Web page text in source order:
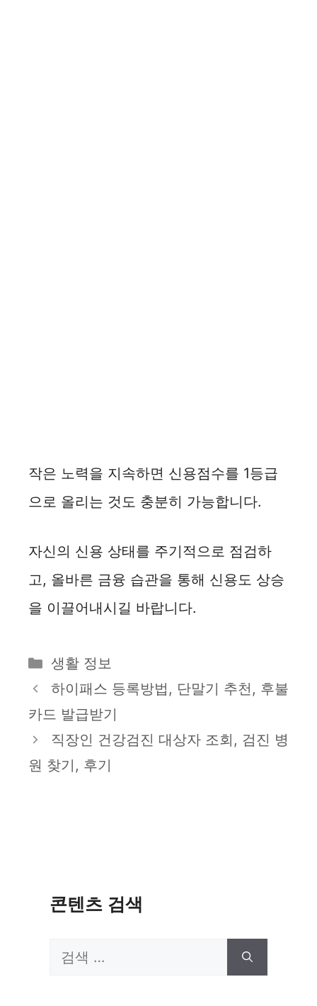
작은 노력을 지속하면 신용점수를 1등급
으로 올리는 것도 충분히 가능합니다.
자신의 신용 상태를 주기적으로 점검하
고, 올바른 금융 습관을 통해 신용도 상승
을 이끌어내시길 바랍니다.
카
테
리
생활 정보
하이패스 등록방법, 단말기 추천, 후불
카드 발급받기
직장인 건강검진 대상자 조회, 검진 병
원 찾기, 후기
콘텐츠 검색
검